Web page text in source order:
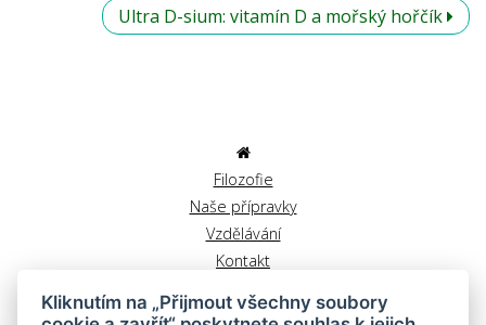
Ultra D-sium: vitamín D a mořský hořčík
Filozofie
Naše přípravky
Vzdělávání
Kontakt
Reklamační řád
Kliknutím na „Přijmout všechny soubory